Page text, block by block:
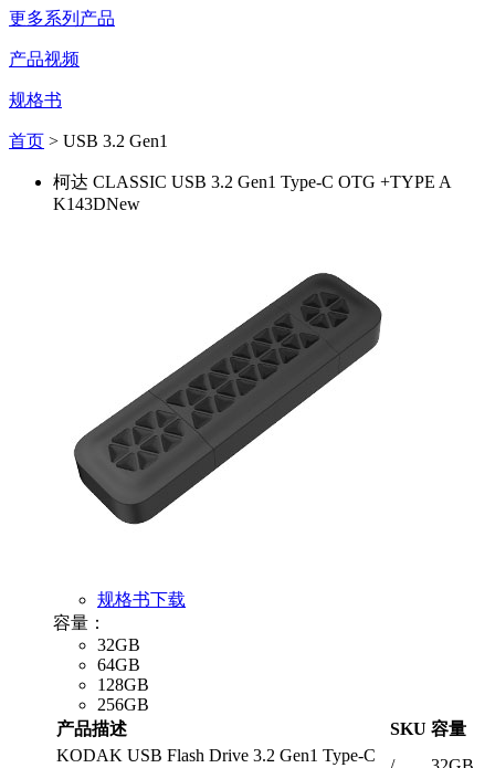
更多系列产品
产品视频
规格书
首页 > USB 3.2 Gen1
柯达 CLASSIC USB 3.2 Gen1 Type-C OTG +TYPE A
K143DNew
规格书下载
容量：
32GB
64GB
128GB
256GB
产品描述
SKU 容量
KODAK USB Flash Drive 3.2 Gen1 Type-C